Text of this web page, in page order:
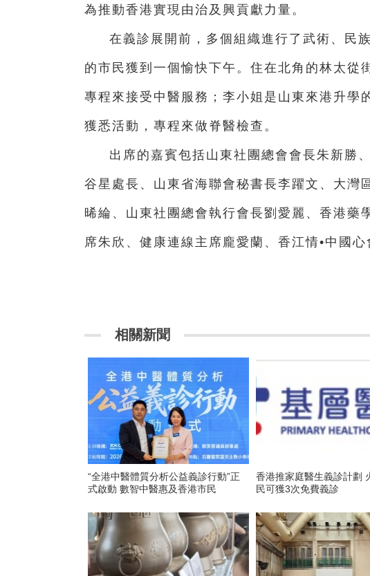
為推動香港實現由治及興貢獻力量。
在義診展開前，多個組織進行了武術、民
的市民獲到一個愉快下午。住在北角的林太從
專程來接受中醫服務；李小姐是山東來港升學
獲悉活動，專程來做脊醫檢查。
出席的嘉賓包括山東社團總會會長朱新勝
谷星處長、山東省海聯會秘書長李躍文、大灣
晞綸、山東社團總會執行會長劉愛麗、香港藥
席朱欣、健康連線主席龐愛蘭、香江情•中
相關新聞
“全港中醫體質分析公益義診行動”正
式啟動 數智中醫惠及香港市民
香港推家庭醫生義診計劃
民可獲3次免費義診